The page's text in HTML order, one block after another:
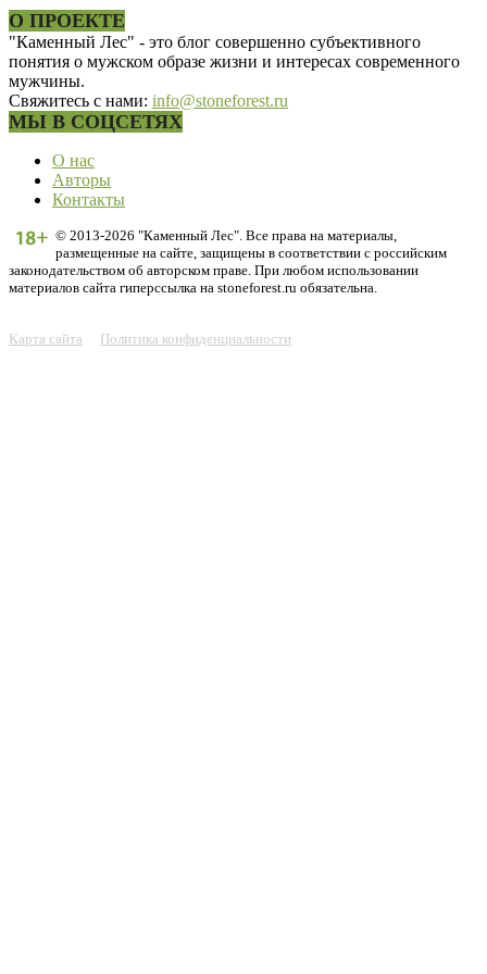
О ПРОЕКТЕ
"Каменный Лес" - это блог совершенно субъективного
понятия о мужском образе жизни и интересах современного
мужчины.
Свяжитесь с нами: info@stoneforest.ru
МЫ В СОЦСЕТЯХ
О нас
Авторы
Контакты
© 2013-2026 "Каменный Лес". Все права на материалы,
размещенные на сайте, защищены в соответствии с российским
законодательством об авторском праве. При любом использовании
материалов сайта гиперссылка на stoneforest.ru обязательна.
Карта сайта Политика конфиденциальности